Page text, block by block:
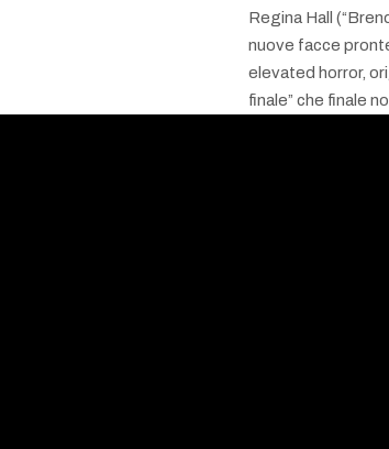
Regina Hall
nuove facce
elevated horror,
finale” che finale